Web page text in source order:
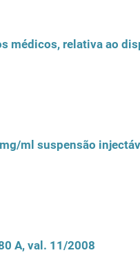
ml suspensão
A, val. 11/2008